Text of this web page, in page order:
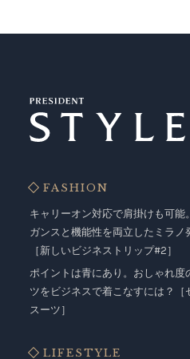
FASHION
キャリーオン対応で肩掛けも可能
ガンスと機能性を両立したミラノ
［新しいビジネストリップ#2］
ポイントは青にあり。おしゃれ度
ツをビジネスで着こなすには？［
スーツ］
LIFESTYLE